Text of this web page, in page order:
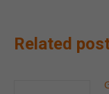
Related